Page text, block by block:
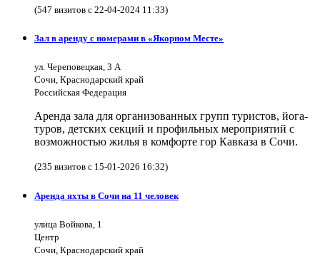
(547 визитов с 22-04-2024 11:33)
Зал в аренду с номерами в «Якорном Месте»
ул. Череповецкая, 3 А
Сочи, Краснодарский край
Российская Федерация
Аренда зала для организованных групп туристов, йога-
туров, детских секций и профильных мероприятий с
возможностью жилья в комфорте гор Кавказа в Сочи.
(235 визитов с 15-01-2026 16:32)
Аренда яхты в Сочи на 11 человек
улица Войкова, 1
Центр
Сочи, Краснодарский край